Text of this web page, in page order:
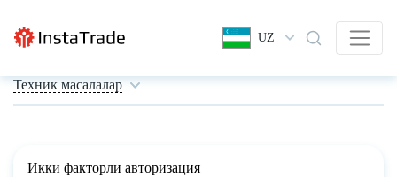
UZ
Техник масалалар
Икки факторли авторизация